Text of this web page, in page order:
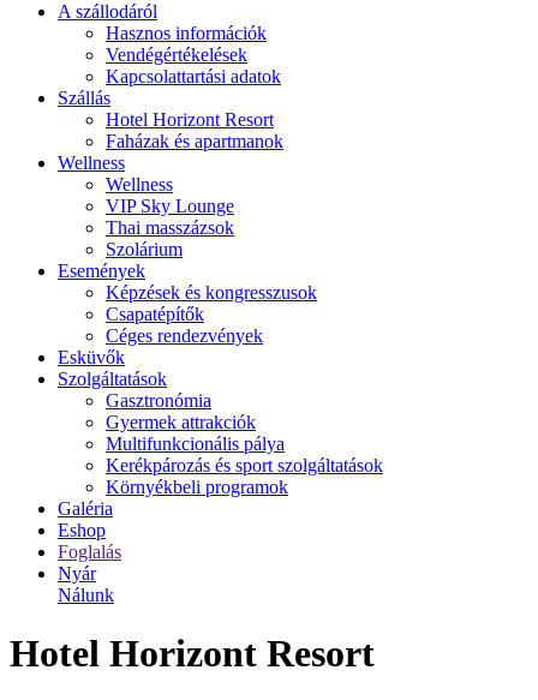
A szállodáról
Hasznos információk
Vendégértékelések
Kapcsolattartási adatok
Szállás
Hotel Horizont Resort
Faházak és apartmanok
Wellness
Wellness
VIP Sky Lounge
Thai masszázsok
Szolárium
Események
Képzések és kongresszusok
Csapatépítők
Céges rendezvények
Esküvők
Szolgáltatások
Gasztronómia
Gyermek attrakciók
Multifunkcionális pálya
Kerékpározás és sport szolgáltatások
Környékbeli programok
Galéria
Eshop
Foglalás
Nyár
Nálunk
Hotel Horizont Resort